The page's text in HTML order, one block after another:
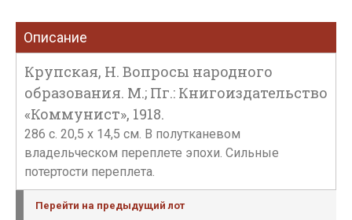
Описание
Крупская, Н. Вопросы народного
образования. М.; Пг.: Книгоиздательство
«Коммунист», 1918.
286 с. 20,5 х 14,5 см. В полутканевом
владельческом переплете эпохи. Сильные
потертости переплета.
Перейти на предыдущий лот